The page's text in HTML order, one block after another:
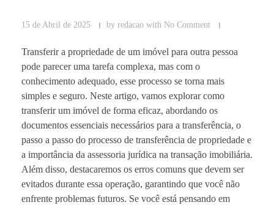
15 de Abril de 2025 by redacao with No Comment
Transferir a propriedade de um imóvel para outra pessoa
pode parecer uma tarefa complexa, mas com o
conhecimento adequado, esse processo se torna mais
simples e seguro. Neste artigo, vamos explorar como
transferir um imóvel de forma eficaz, abordando os
documentos essenciais necessários para a transferência, o
passo a passo do processo de transferência de propriedade e
a importância da assessoria jurídica na transação imobiliária.
Além disso, destacaremos os erros comuns que devem ser
evitados durante essa operação, garantindo que você não
enfrente problemas futuros. Se você está pensando em